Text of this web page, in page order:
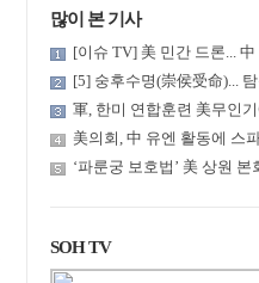
많이 본 기사
SOH TV